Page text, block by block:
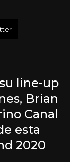
line-up
Brian
Canal
esta
2020